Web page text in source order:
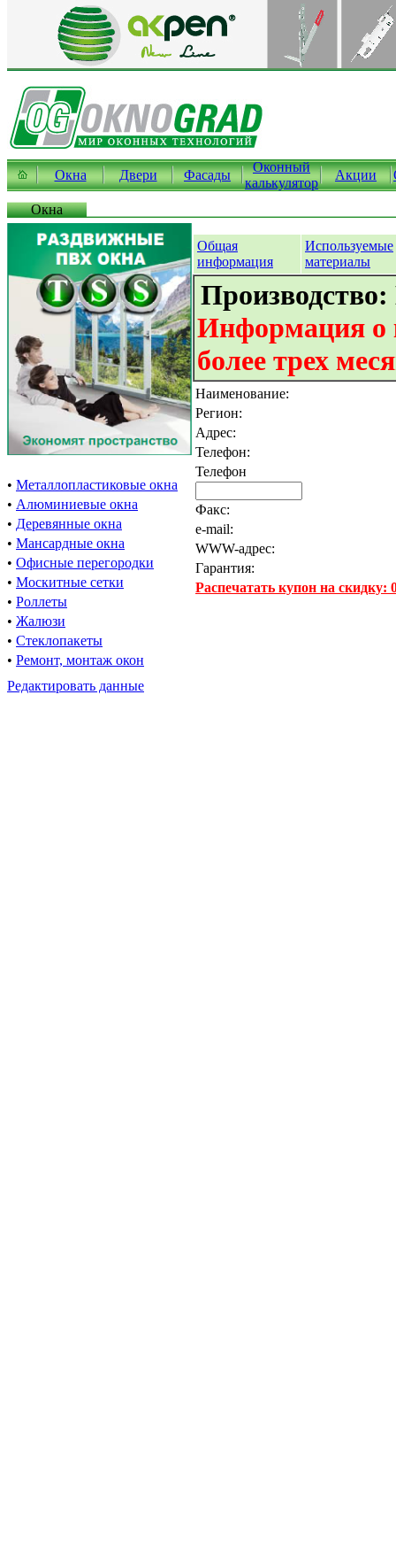
Окна Двери Фасады
Оконный
калькулятор
Акции
Окна
• Металлопластиковые окна
• Алюминиевые окна
• Деревянные окна
• Мансардные окна
• Офисные перегородки
• Москитные сетки
• Роллеты
• Жалюзи
• Стеклопакеты
• Ремонт, монтаж окон
Общая
информация
Используемые
материалы
Информация о
более трех
Наименование:
Регион:
Адрес:
Телефон:
Телефон
Факс:
e-mail:
WWW-адрес:
Гарантия:
Распечатать купон на скидку:
Редактировать данные